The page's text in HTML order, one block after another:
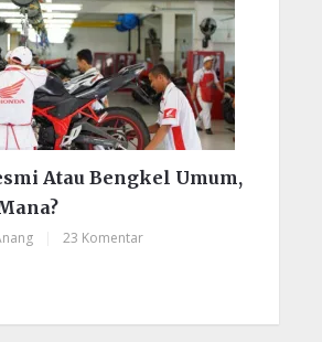
Atau Bengkel Umum,
23 Komentar